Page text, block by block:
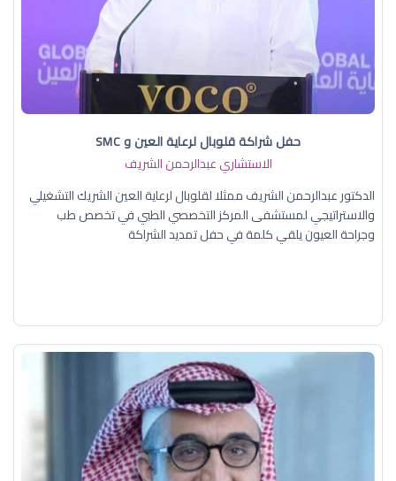
حفل شراكة قلوبال لرعاية العين و SMC
الاستشاري عبدالرحمن الشريف
الدكتور عبدالرحمن الشريف ممثلا لقلوبال لرعاية العين الشريك التشغيلي
والاستراتيجي لمستشفى المركز التخصصي الطبي في تخصص طب
وجراحة العيون يلقي كلمة في حفل تمديد الشراكة